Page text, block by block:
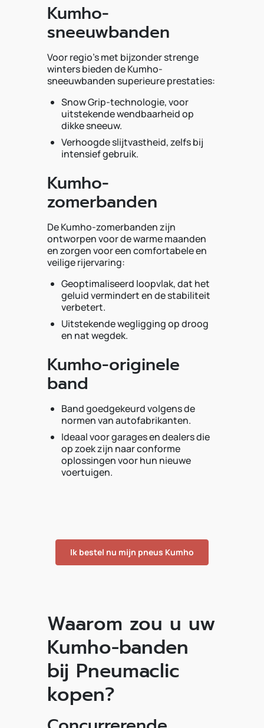
Kumho-
sneeuwbanden
Voor regio's met bijzonder strenge
winters bieden de Kumho-
sneeuwbanden superieure prestaties:
Snow Grip-technologie, voor
uitstekende wendbaarheid op
dikke sneeuw.
Verhoogde slijtvastheid, zelfs bij
intensief gebruik.
Kumho-
zomerbanden
De Kumho-zomerbanden zijn
ontworpen voor de warme maanden
en zorgen voor een comfortabele en
veilige rijervaring:
Geoptimaliseerd loopvlak, dat het
geluid vermindert en de stabiliteit
verbetert.
Uitstekende wegligging op droog
en nat wegdek.
Kumho-originele
band
Band goedgekeurd volgens de
normen van autofabrikanten.
Ideaal voor garages en dealers die
op zoek zijn naar conforme
oplossingen voor hun nieuwe
voertuigen.
Ik bestel nu mijn pneus Kumho
Waarom zou u uw
Kumho-banden
bij Pneumaclic
kopen?